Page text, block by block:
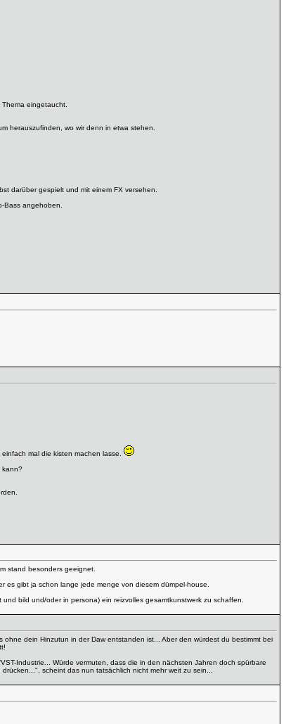
eingetaucht.
herauszufinden, wo wir denn in etwa stehen.
darüber gespielt und mit einem FX versehen.
Bass angehoben.
mal die kisten machen lasse.
kann?
stand besonders geeignet.
es gibt ja schon lange jede menge von diesem dümpel-house.
bild und/oder in persona) ein reizvolles gesamtkunstwerk zu schaffen.
dein Hinzutun in der Daw entstanden ist... Aber den würdest du bestimmt bei
Industrie... Würde vermuten, dass die in den nächsten Jahren doch spürbare
scheint das nun tatsächlich nicht mehr weit zu sein...